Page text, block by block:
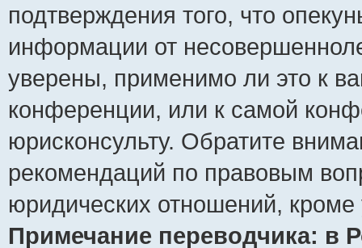
подтверждения того, что
информации от
уверены, применимо ли это к
конференции, или к самой
юрисконсульту. Обратите
рекомендаций по правовым
юридических отношений,
Примечание переводчика: в